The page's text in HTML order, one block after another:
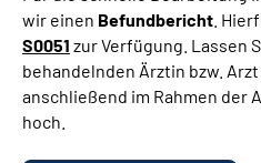
Suche
Language
Inhalte in Gebärdensprache
wir einen Befundbericht .
S0051 zur Verfügung. Lassen
behandelnden Ärztin bzw.
anschließend im Rahmen der
hoch.